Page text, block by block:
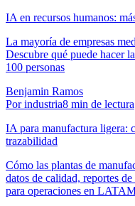
IA en recursos humanos:
La mayoría de empresas
Descubre qué puede hacer
100 personas
Benjamin Ramos
Por industria8 min de lectura
IA para manufactura ligera:
trazabilidad
Cómo las plantas de
datos de calidad, reportes
para operaciones en